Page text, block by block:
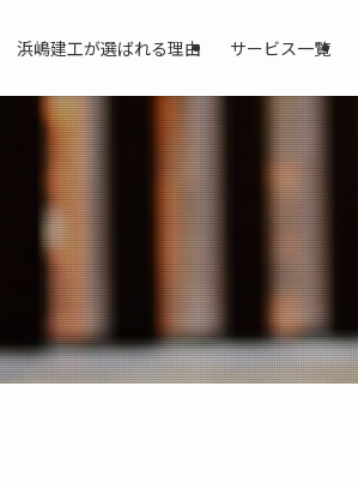
浜嶋建工が選ばれる理由 サービス一覧